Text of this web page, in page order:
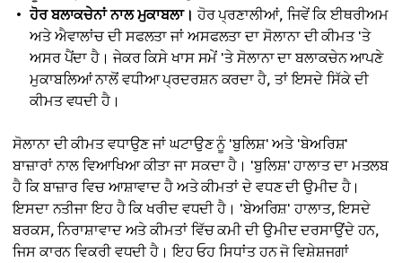
ਹੋਰ ਬਲਾਕਚੇਨਾਂ ਨਾਲ ਮੁਕਾਬਲਾ। ਹੋਰ ਪ੍ਰਣਾਲੀਆਂ, ਜਿਵੇਂ ਕਿ ਈਥਰੀਅਮ
ਅਤੇ ਐਵਾਲਾਂਚ ਦੀ ਸਫਲਤਾ ਜਾਂ ਅਸਫਲਤਾ ਦਾ ਸੋਲਾਨਾ ਦੀ ਕੀਮਤ 'ਤੇ
ਅਸਰ ਪੈਂਦਾ ਹੈ। ਜੇਕਰ ਕਿਸੇ ਖਾਸ ਸਮੇਂ 'ਤੇ ਸੋਲਾਨਾ ਦਾ ਬਲਾਕਚੇਨ ਆਪਣੇ
ਮੁਕਾਬਲਿਆਂ ਨਾਲੋਂ ਵਧੀਆ ਪ੍ਰਦਰਸ਼ਨ ਕਰਦਾ ਹੈ, ਤਾਂ ਇਸਦੇ ਸਿੱਕੇ ਦੀ
ਕੀਮਤ ਵਧਦੀ ਹੈ।
ਸੋਲਾਨਾ ਦੀ ਕੀਮਤ ਵਧਾਉਣ ਜਾਂ ਘਟਾਉਣ ਨੂੰ 'ਬੁਲਿਸ਼' ਅਤੇ 'ਬੇਅਰਿਸ਼'
ਬਾਜ਼ਾਰਾਂ ਨਾਲ ਵਿਆਖਿਆ ਕੀਤਾ ਜਾ ਸਕਦਾ ਹੈ। 'ਬੁਲਿਸ਼' ਹਾਲਾਤ ਦਾ ਮਤਲਬ
ਹੈ ਕਿ ਬਾਜ਼ਾਰ ਵਿਚ ਆਸ਼ਾਵਾਦ ਹੈ ਅਤੇ ਕੀਮਤਾਂ ਦੇ ਵਧਣ ਦੀ ਉਮੀਦ ਹੈ।
ਇਸਦਾ ਨਤੀਜਾ ਇਹ ਹੈ ਕਿ ਖਰੀਦ ਵਧਦੀ ਹੈ। 'ਬੇਅਰਿਸ਼' ਹਾਲਾਤ, ਇਸਦੇ
ਬਰਕਸ, ਨਿਰਾਸ਼ਾਵਾਦ ਅਤੇ ਕੀਮਤਾਂ ਵਿੱਚ ਕਮੀ ਦੀ ਉਮੀਦ ਦਰਸਾਉਂਦੇ ਹਨ,
ਜਿਸ ਕਾਰਨ ਵਿਕਰੀ ਵਧਦੀ ਹੈ। ਇਹ ਓਹ ਸਿਧਾਂਤ ਹਨ ਜੋ ਵਿਸ਼ੇਸ਼ਜਗਾਂ